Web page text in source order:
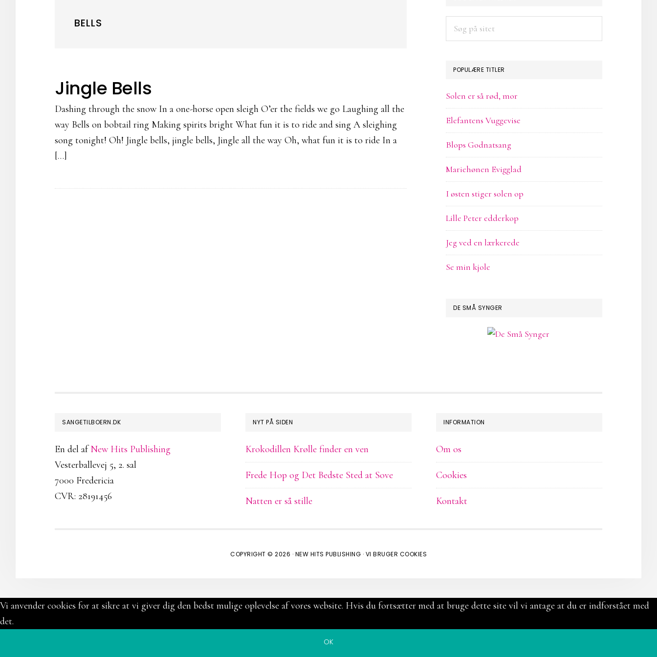
BELLS
Jingle Bells
Dashing through the snow In a one-horse open sleigh O’er the fields we go Laughing all the
way Bells on bobtail ring Making spirits bright What fun it is to ride and sing A sleighing
song tonight! Oh! Jingle bells, jingle bells, Jingle all the way Oh, what fun it is to ride In a
[…]
SIDEBAR
POPULÆRE TITLER
Solen er så rød, mor
Elefantens Vuggevise
Blops Godnatsang
Mariehønen Evigglad
I østen stiger solen op
Lille Peter edderkop
Jeg ved en lærkerede
Se min kjole
DE SMÅ SYNGER
FOOTER
SANGETILBOERN.DK
En del afNew Hits Publishing
Vesterballevej 5, 2. sal
7000 Fredericia
CVR: 28191456
NYT PÅ SIDEN
Krokodillen Krølle finder en ven
Frede Hop og Det Bedste Sted at Sove
Natten er så stille
INFORMATION
Om os
Cookies
Kontakt
COPYRIGHT © 2026 · NEW HITS PUBLISHING · VI BRUGER COOKIES
Vi anvender cookies for at sikre at vi giver dig den bedst mulige oplevelse af vores website. Hvis du fortsætter med at bruge dette site vil vi antage at du er indforstået med
det.
OK